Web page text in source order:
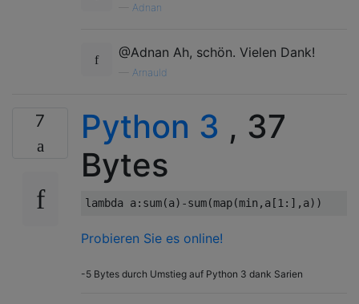
Adnan
@Adnan Ah, schön. Vielen Dank!
Arnauld
7 Python 3 , 37
Bytes
lambda a: sum(a)-sum(map(min , a [1 :], a))
Probieren Sie es online!
-5 Bytes durch Umstieg auf Python 3 dank Sarien